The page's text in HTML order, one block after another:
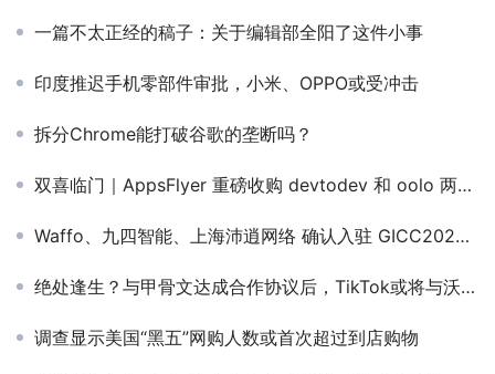
一篇不太正经的稿子：关于编辑部全阳了这件小事
印度推迟手机零部件审批，小米、OPPO或受冲击
拆分Chrome能打破谷歌的垄断吗？
双喜临门｜AppsFlyer 重磅收购 devtodev 和 oolo 两家科技公司
Waffo、九四智能、上海沛逍网络 确认入驻 GICC2024 | 第五届全球互联网产业CEO大会！
绝处逢生？与甲骨文达成合作协议后，TikTok或将与沃尔玛展开合作
调查显示美国“黑五”网购人数或首次超过到店购物